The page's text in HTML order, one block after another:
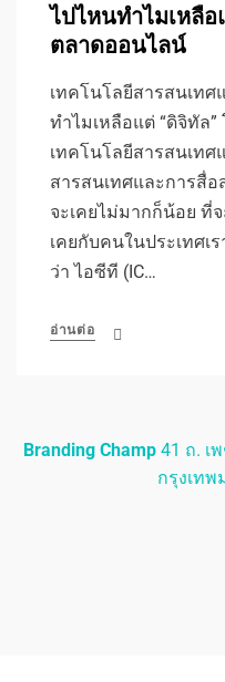
ไปไหนทำไมเหลื
ตลาดออนไลน์
เทคโนโลยีสารสนเท
ทำไมเหลือแต่ “ดิจิทัล
เทคโนโลยีสารสนเทศ
สารสนเทศและการสื่
จะเคยไม่มากก็น้อย ที่
เคยกับคนในประเทศเ
ว่า ไอซีที (IC…
อ่านต่อ
Branding Champ 41 ถ. เ
กรุงเท